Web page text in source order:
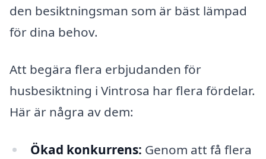
den besiktningsman som är bäst lämpad
för dina behov.
Att begära flera erbjudanden för
husbesiktning i Vintrosa har flera fördelar.
Här är några av dem:
Ökad konkurrens: Genom att få flera